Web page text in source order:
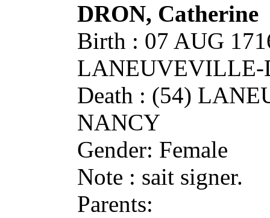
DRON, Catherine
Birth : 07 AUG
LANEUVEVILLE-
Death : (54)
NANCY
Gender: Female
Note : sait signer.
Parents: